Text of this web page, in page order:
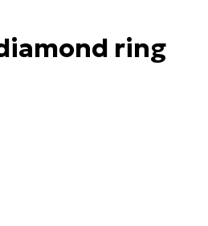
ring